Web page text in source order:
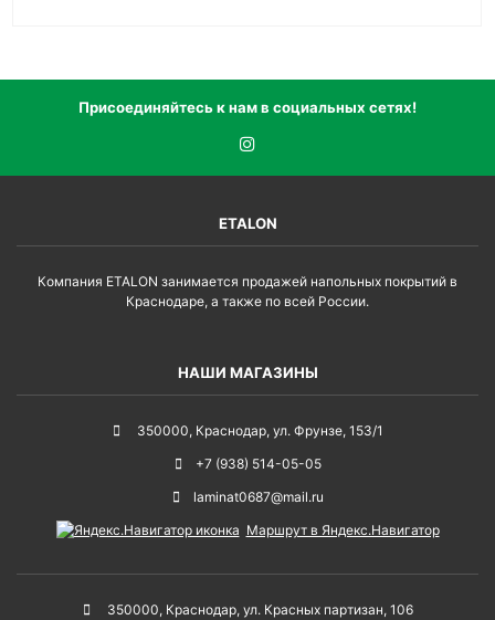
Присоединяйтесь к нам в социальных сетях!
ETALON
Компания ETALON занимается продажей напольных покрытий в
Краснодаре, а также по всей России.
НАШИ МАГАЗИНЫ
350000, Краснодар, ул. Фрунзе, 153/1
+7 (938) 514-05-05
laminat0687@mail.ru
Маршрут в Яндекс.Навигатор
350000, Краснодар, ул. Красных партизан, 106